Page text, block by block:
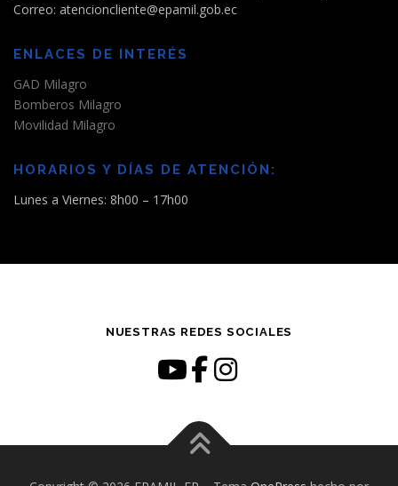
Correo: atencioncliente@epamil.gob.ec
ENLACES DE INTERÉS
GAD Milagro
Bomberos Milagro
Movilidad Milagro
HORARIOS Y DÍAS DE ATENCIÓN:
Lunes a Viernes: 8h00 – 17h00
NUESTRAS REDES SOCIALES